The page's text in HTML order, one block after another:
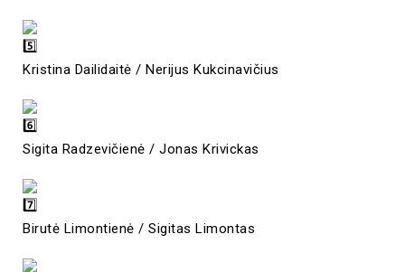
Kristina Dailidaitė / Nerijus Kukcinavičius
Sigita Radzevičienė / Jonas Krivickas
Birutė Limontienė / Sigitas Limontas